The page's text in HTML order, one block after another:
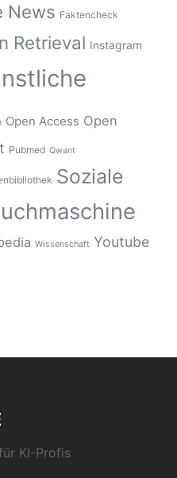
News Faktencheck
Retrieval Instagram
Open Access Open
Pubmed Qwant
Soziale
Wissenschaft Youtube
KI-Profis